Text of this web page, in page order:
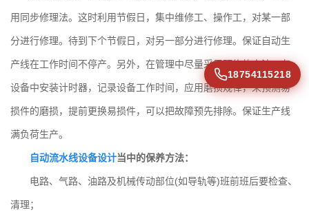
用同步修理法。这时利用节假日，集中维修工、操作工，对某一部
分进行修理。待到下个节假日，对另一部分进行修理。保证自动生
产线在工作时间不停产。另外，在管理中尽量采用预修的方法。在
设备中安装计时器，记录设备工作时间，应用磨损规律，来预测易
损件的磨损，提前更换易损件，可以把故障预先排除。保证生产线
满负荷生产。
自动流水线设备设计当中的保养方法：
电路、气路、油路及机械传动部位(如导轨等)班前班后要检查、
清理；
18754115218